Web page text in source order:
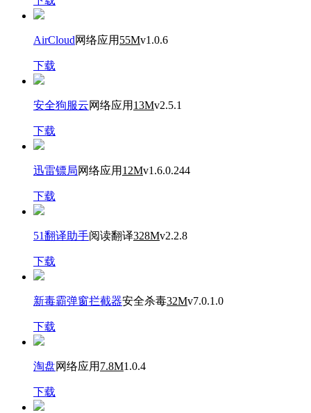
AirCloud网络应用 55Mv1.0.6
下载
安全狗服云网络应用 13Mv2.5.1
下载
迅雷镖局网络应用 12Mv1.6.0.244
下载
51翻译助手阅读翻译328Mv2.2.8
下载
新毒霸弹窗拦截器安全杀毒32Mv7.0.1.0
下载
淘盘网络应用 7.8M1.0.4
下载